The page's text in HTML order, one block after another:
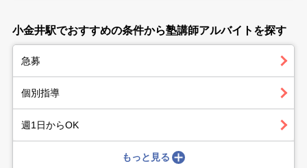
小金井駅でおすすめの条件から塾講師アルバイトを探す
急募
個別指導
週1日からOK
もっと見る